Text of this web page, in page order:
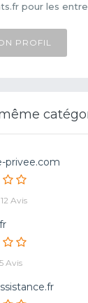
pour les
PROFIL
privee.com
12 Avis
5 Avis